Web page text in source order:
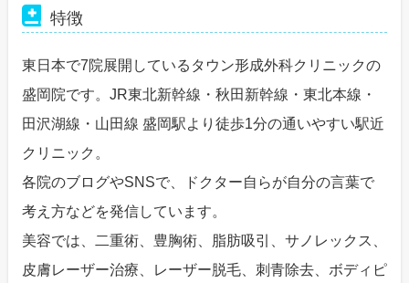
特徴
東日本で7院展開しているタウン形成外科クリニックの
盛岡院です。JR東北新幹線・秋田新幹線・東北本線・
田沢湖線・山田線 盛岡駅より徒歩1分の通いやすい駅近
クリニック。
各院のブログやSNSで、ドクター自らが自分の言葉で
考え方などを発信しています。
美容では、二重術、豊胸術、脂肪吸引、サノレックス、
皮膚レーザー治療、レーザー脱毛、刺青除去、ボディピ